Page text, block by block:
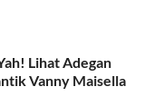
Lihat Adegan
Vanny Maisella